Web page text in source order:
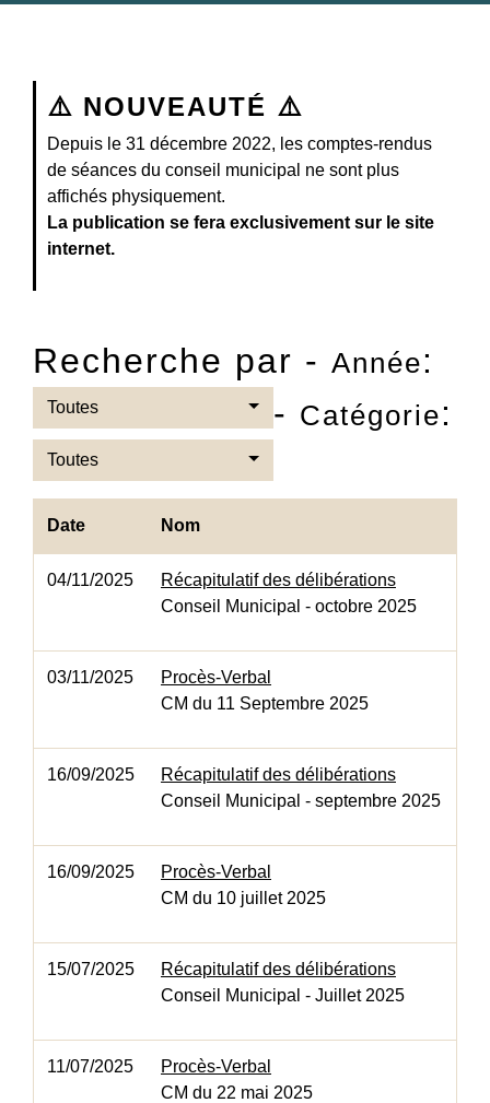
⚠️ NOUVEAUTÉ ⚠️
Depuis le 31 décembre 2022, les comptes-rendus
de séances du conseil municipal ne sont plus
affichés physiquement.
La publication se fera exclusivement sur le site
internet.
Recherche par - Année:
Toutes - Catégorie:
Toutes
Date Nom
04/11/2025
Récapitulatif des délibérations
Conseil Municipal - octobre 2025
03/11/2025
Procès-Verbal
CM du 11 Septembre 2025
16/09/2025
Récapitulatif des délibérations
Conseil Municipal - septembre 2025
16/09/2025
Procès-Verbal
CM du 10 juillet 2025
15/07/2025
Récapitulatif des délibérations
Conseil Municipal - Juillet 2025
11/07/2025
Procès-Verbal
CM du 22 mai 2025